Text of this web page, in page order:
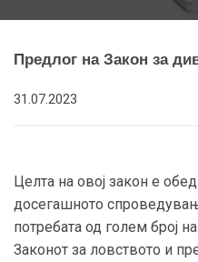
Предлог на Закон за
31.07.2023
Целта на овој закон е
досегашното
потребата од голем број
Законот за ловството и